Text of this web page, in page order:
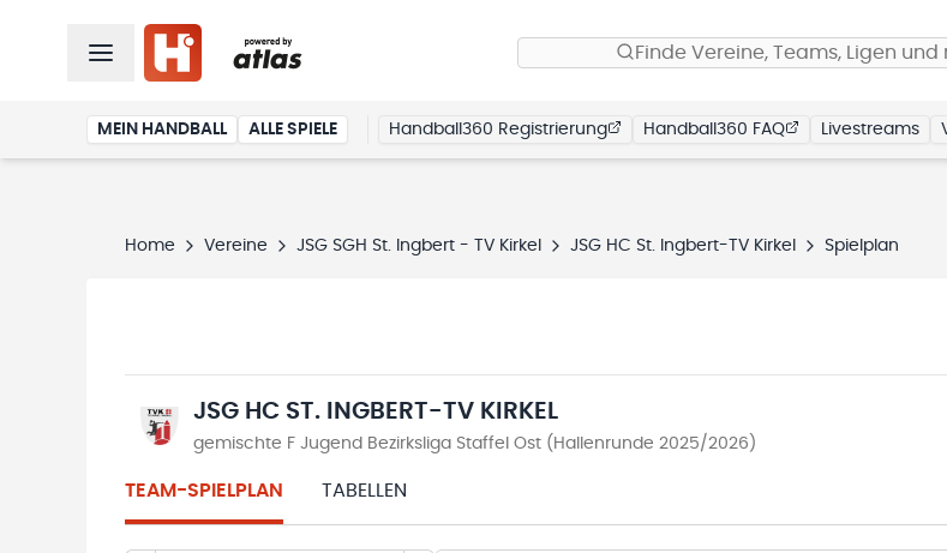
Finde Vereine, Teams, Ligen und
MEIN HANDBALL ALLE SPIELE Handball360 Registrierung Handball360 FAQ Livestreams
Home Vereine JSG SGH St. Ingbert - TV Kirkel JSG HC St. Ingbert-TV Kirkel Spielplan
JSG HC ST. INGBERT-TV KIRKEL
gemischte F Jugend Bezirksliga Staffel Ost (Hallenrunde 2025/2026)
TEAM-SPIELPLAN TABELLEN